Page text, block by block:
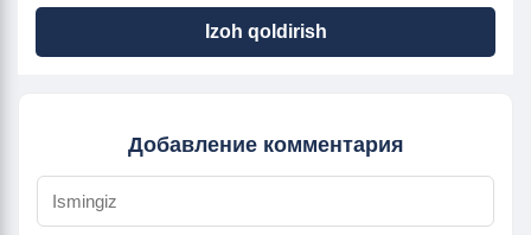
Izoh qoldirish
Добавление комментария